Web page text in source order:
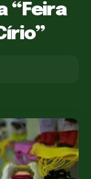
“Feira